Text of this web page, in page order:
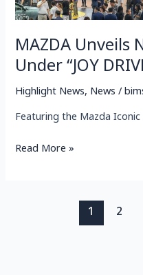
MAZDA Unveils
Under “JOY
Highlight News, News /
Featuring the Mazda
Read More »
1 2